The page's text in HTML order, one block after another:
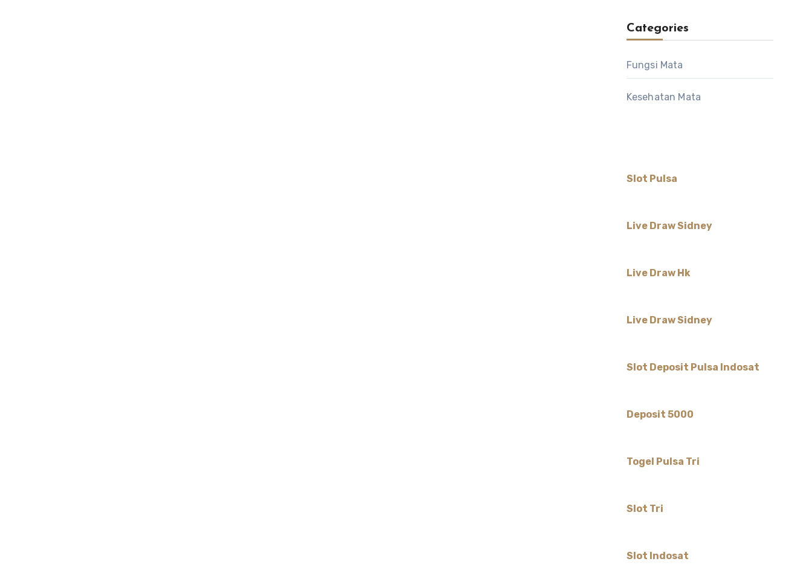
Categories
Fungsi Mata
Kesehatan Mata
Slot Pulsa
Live Draw Sidney
Live Draw Hk
Live Draw Sidney
Slot Deposit Pulsa Indosat
Deposit 5000
Togel Pulsa Tri
Slot Tri
Slot Indosat